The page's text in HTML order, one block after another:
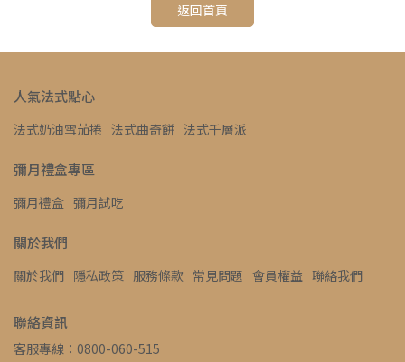
返回首頁
人氣法式點心
法式奶油雪茄捲 法式曲奇餅 法式千層派
彌月禮盒專區
彌月禮盒 彌月試吃
關於我們
關於我們 隱私政策 服務條款 常見問題 會員權益 聯絡我們
聯絡資訊
客服專線：0800-060-515